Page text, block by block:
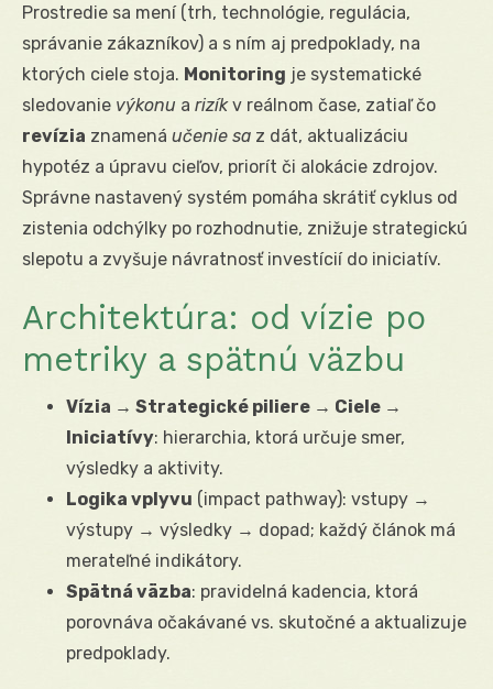
Prostredie sa mení (trh, technológie, regulácia,
správanie zákazníkov) a s ním aj predpoklady, na
ktorých ciele stoja. Monitoring je systematické
sledovanie výkonu a rizíkv reálnom čase, zatiaľ čo
revízia znamená učenie sa z dát, aktualizáciu
hypotéz a úpravu cieľov, priorít či alokácie zdrojov.
Správne nastavený systém pomáha skrátiť cyklus od
zistenia odchýlky po rozhodnutie, znižuje strategickú
slepotu a zvyšuje návratnosť investícií do iniciatív.
Architektúra: od vízie po
metriky a spätnú väzbu
Vízia → Strategické piliere → Ciele →
Iniciatívy: hierarchia, ktorá určuje smer,
výsledky a aktivity.
Logika vplyvu (impact pathway): vstupy →
výstupy → výsledky → dopad; každý článok má
merateľné indikátory.
Spätná väzba: pravidelná kadencia, ktorá
porovnáva očakávané vs. skutočné a aktualizuje
predpoklady.